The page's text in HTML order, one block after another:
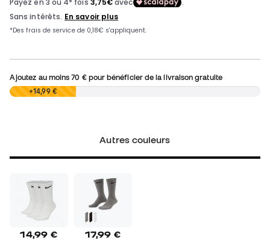
Ajoutez au moins70 €pour bénéficier de la livraison gratuite
0,00 €+14,99 €
Autres couleurs
14,99 € 17,99 €